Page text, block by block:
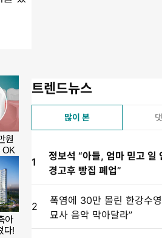
기
트렌드뉴스
많이 본
1
정보석 “아들, 엄마 믿고 일
경고후 빵집 폐업”
2
폭염에 30만 몰린 한강수
묘사 음악 막아달라”